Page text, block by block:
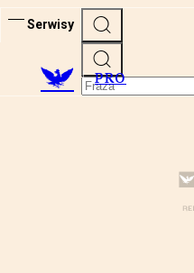
Serwisy
PRO